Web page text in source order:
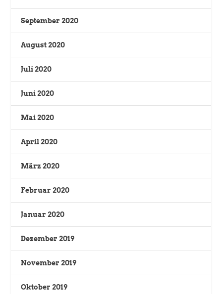
September 2020
August 2020
Juli 2020
Juni 2020
Mai 2020
April 2020
März 2020
Februar 2020
Januar 2020
Dezember 2019
November 2019
Oktober 2019